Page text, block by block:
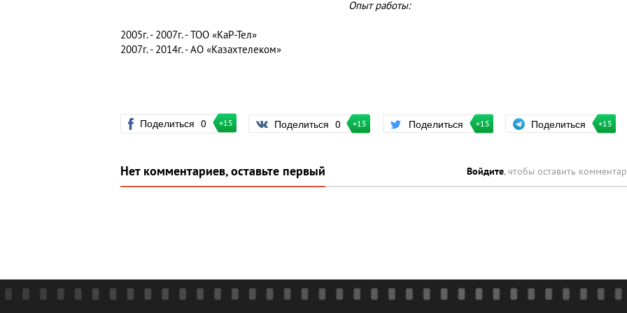
Опыт работы:
2005г. - 2007г. - ТОО «КаР-Тел»
2007г. - 2014г. - АО «Казахтелеком»
Поделиться 0 +15 Поделиться 0 +15 Поделиться +15 Поделиться +15
Нет комментариев, оставьте первый Войдите, чтобы оставить